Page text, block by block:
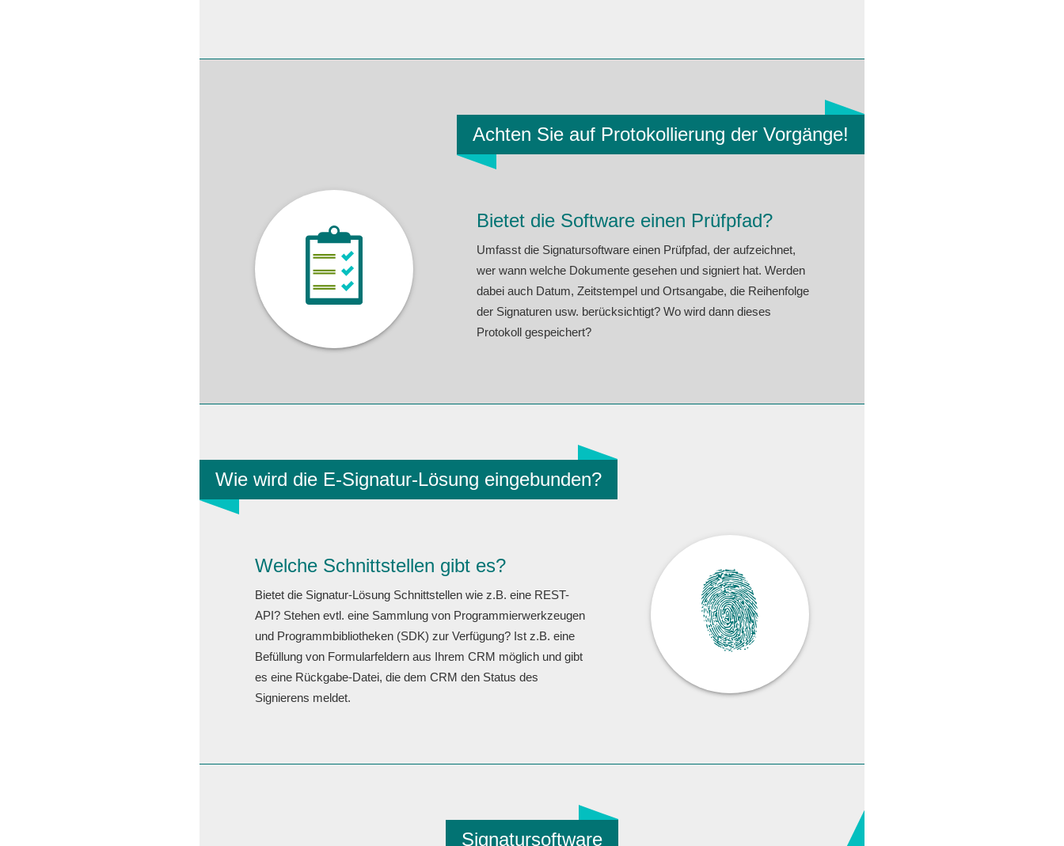
Achten Sie auf Protokollierung der Vorgänge!
Bietet die Software einen Prüfpfad?
Umfasst die Signatursoftware einen Prüfpfad, der aufzeichnet,
wer wann welche Dokumente gesehen und signiert hat. Werden
dabei auch Datum, Zeitstempel und Ortsangabe, die Reihenfolge
der Signaturen usw. berücksichtigt? Wo wird dann dieses
Protokoll gespeichert?
Wie wird die E-Signatur-Lösung eingebunden?
Welche Schnittstellen gibt es?
Bietet die Signatur-Lösung Schnittstellen wie z.B. eine REST-
API? Stehen evtl. eine Sammlung von Programmierwerkzeugen
und Programmbibliotheken (SDK) zur Verfügung? Ist z.B. eine
Befüllung von Formularfeldern aus Ihrem CRM möglich und gibt
es eine Rückgabe-Datei, die dem CRM den Status des
Signierens meldet.
Signatursoftware